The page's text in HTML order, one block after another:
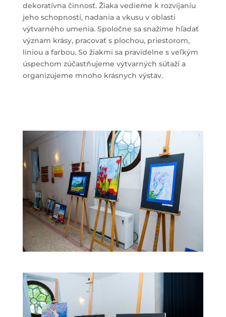
dekoratívna činnosť. Žiaka vedieme k rozvíjaniu
jeho schopností, nadania a vkusu v oblasti
výtvarného umenia. Spoločne sa snažíme hľadať
význam krásy, pracovať s plochou, priestorom,
líniou a farbou. So žiakmi sa pravidelne s veľkým
úspechom zúčastňujeme výtvarných sútaží a
organizujeme mnoho krásnych výstav.